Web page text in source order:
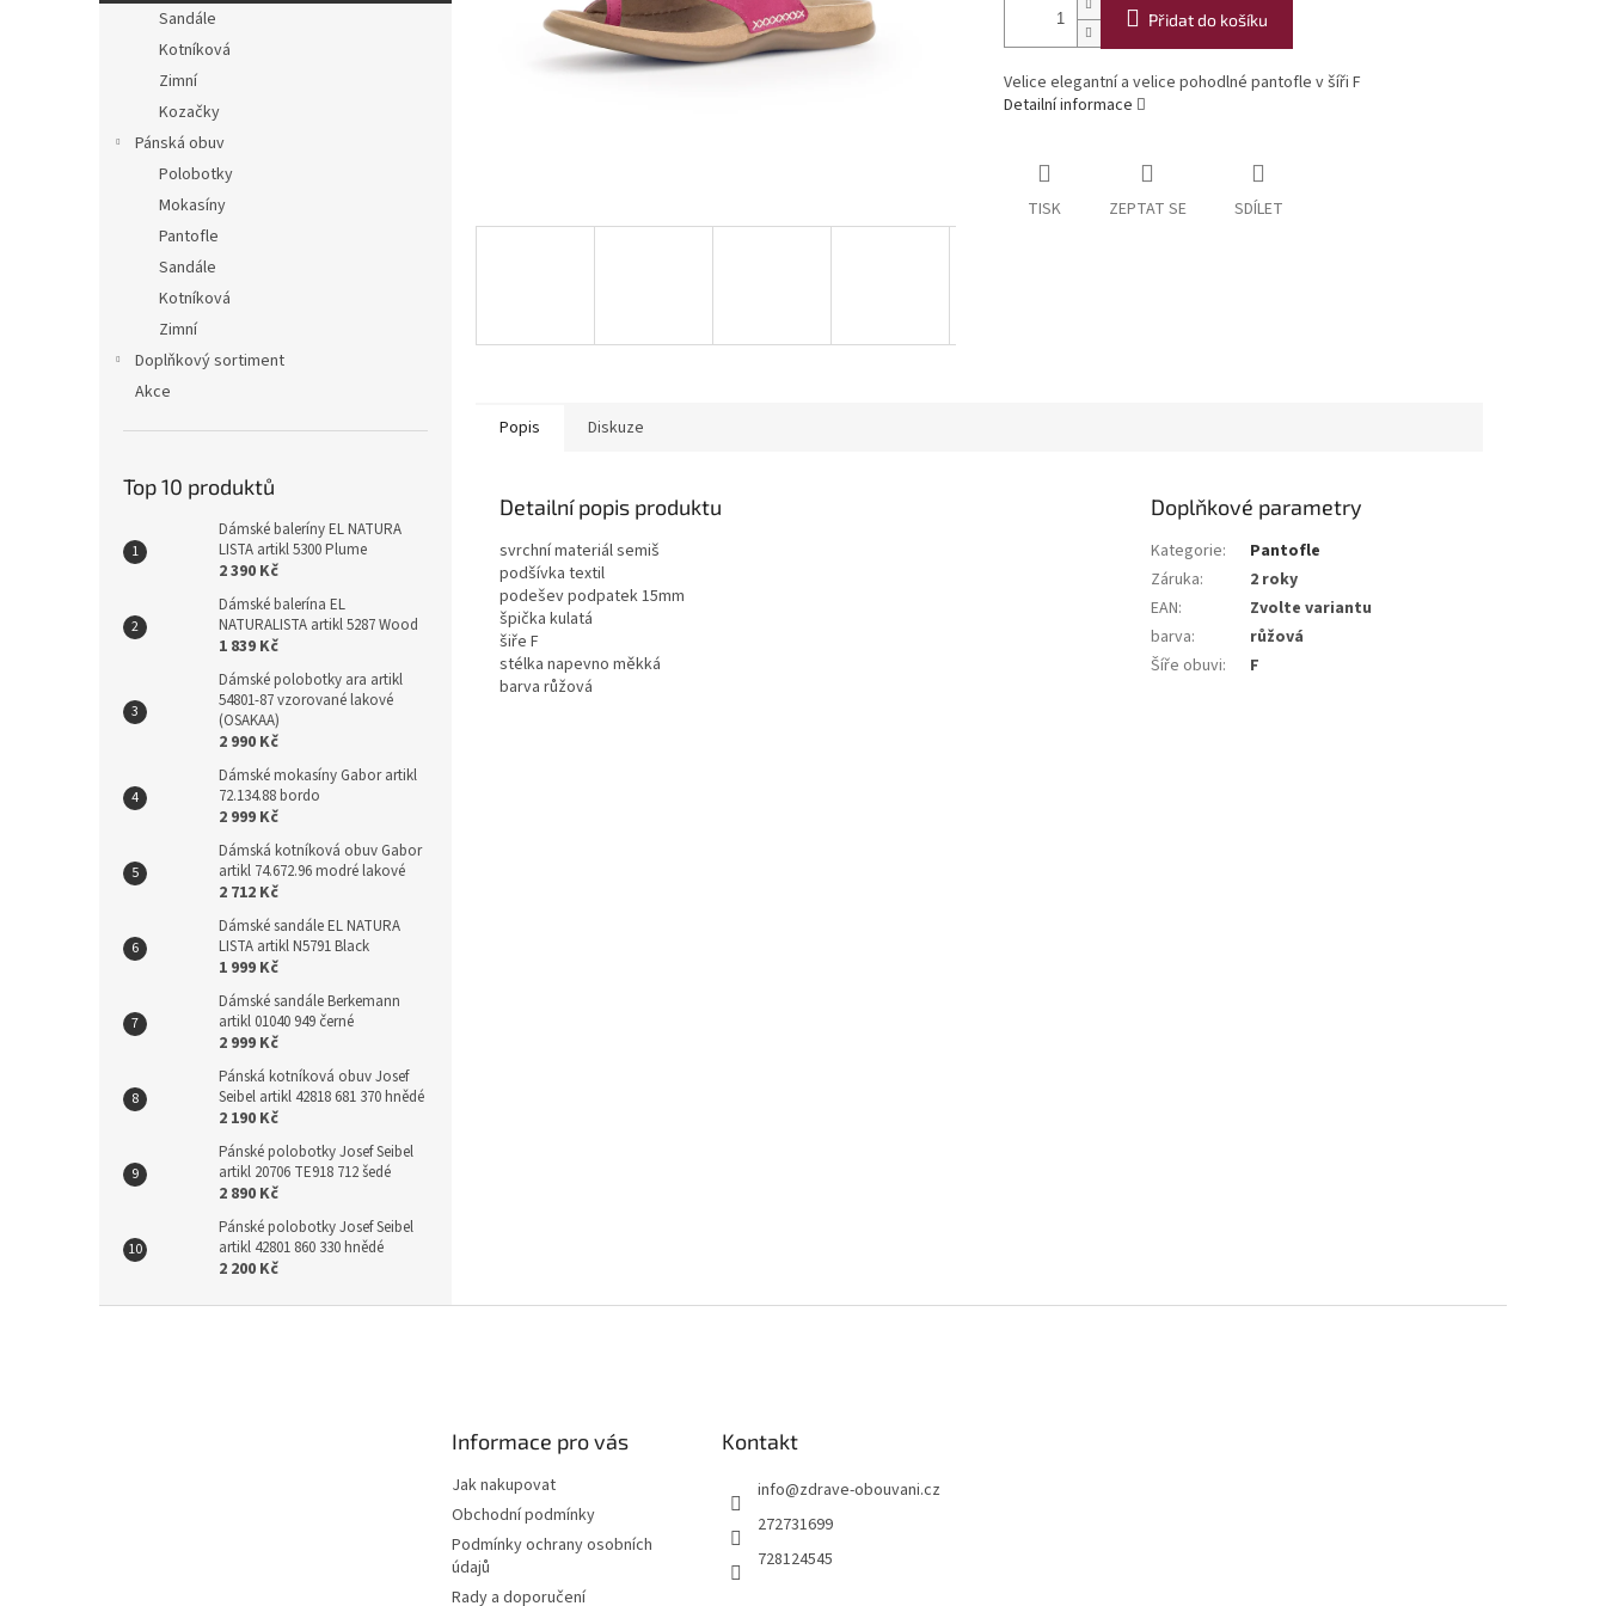
n
Sandále
Kotníková
Zimní
Kozačky
Pánská obuv
Polobotky
Mokasíny
Pantofle
Sandále
Kotníková
Zimní
Doplňkový sortiment
Akce
Top 10 produktů
Dámské baleríny EL NATURA
LISTA artikl 5300 Plume
2 390 Kč
Dámské balerína EL
NATURALISTA artikl 5287 Wood
1 839 Kč
Dámské polobotky ara artikl
54801-87 vzorované lakové
(OSAKAA)
2 990 Kč
Dámské mokasíny Gabor artikl
72.134.88 bordo
2 999 Kč
Dámská kotníková obuv Gabor
artikl 74.672.96 modré lakové
2 712 Kč
Dámské sandále EL NATURA
LISTA artikl N5791 Black
1 999 Kč
Dámské sandále Berkemann
artikl 01040 949 černé
2 999 Kč
Pánská kotníková obuv Josef
Seibel artikl 42818 681 370 hnědé
2 190 Kč
Pánské polobotky Josef Seibel
artikl 20706 TE918 712 šedé
2 890 Kč
Pánské polobotky Josef Seibel
artikl 42801 860 330 hnědé
2 200 Kč
Přidat do košíku
Velice elegantní a velice pohodlné pantofle v šíři F
Detailní informace
TISK ZEPTAT SE SDÍLET
Popis Diskuze
Detailní popis produktu
svrchní materiál semiš
podšívka textil
podešev podpatek 15mm
špička kulatá
šiře F
stélka napevno měkká
barva růžová
Doplňkové parametry
Kategorie:
Pantofle
Záruka:
2 roky
EAN:
Zvolte variantu
barva:
růžová
Šíře obuvi: F
Informace pro vás
Jak nakupovat
Obchodní podmínky
Podmínky ochrany osobních
údajů
Rady a doporučení
Kontakt
info@zdrave-obouvani.cz
272731699
728124545